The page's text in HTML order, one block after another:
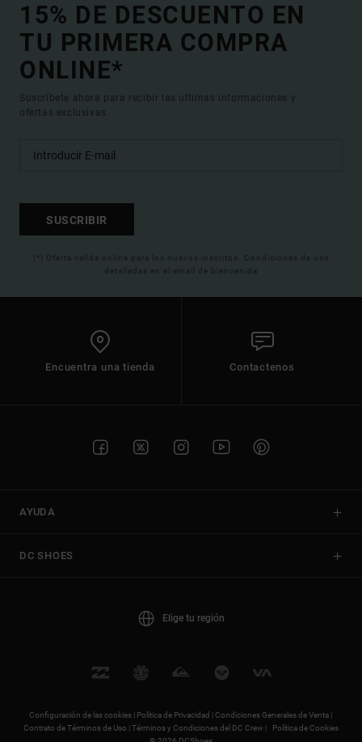
15% DE DESCUENTO EN
TU PRIMERA COMPRA
ONLINE*
Suscríbete ahora para recibir las ultimas informaciones y
ofertas exclusivas.
SUSCRIBIR
(*) Oferta valida online para los nuevos inscritos. Condiciones de uso
detalladas en el email de bienvenida
Encuentra una tienda Contactenos
AYUDA
DC SHOES
Elige tu región
Configuración de las cookies | Política de Privacidad |Condiciones Generales de Venta |
Contrato de Términos de Uso |Términos y Condiciones del DC Crew |
Política de Cookies